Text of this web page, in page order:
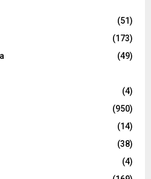
(51)
(173)
(49)
(4)
(950)
(14)
(38)
(4)